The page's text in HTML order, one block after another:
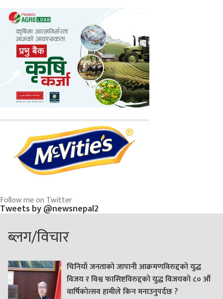
Follow me on Twitter
Tweets by @newsnepal2
ब्लग/विचार
चिनियाँ जनताको जापानी आक्रमणविरुद्दको युद्ध
विजय र विश्व फासिष्टविरुद्दको युद्ध विजयको ८० औं
वार्षिकोत्सव हामीले किन मनाउनुपर्दछ ?